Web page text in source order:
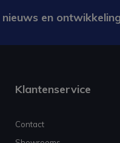
en
Klantenservice
Contact